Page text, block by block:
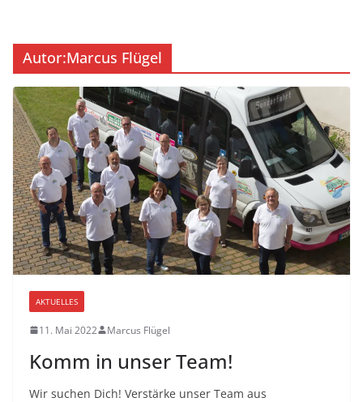
Autor:Marcus Flügel
AKTUELLES
11. Mai 2022 Marcus Flügel
Komm in unser Team!
Wir suchen Dich! Verstärke unser Team aus